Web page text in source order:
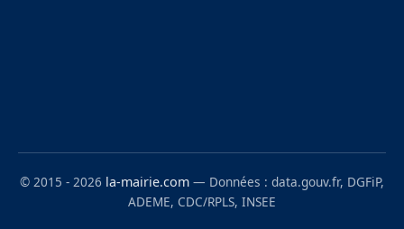
© 2015 - 2026 la-mairie.com — Données : data.gouv.fr, DGFiP,
ADEME, CDC/RPLS, INSEE